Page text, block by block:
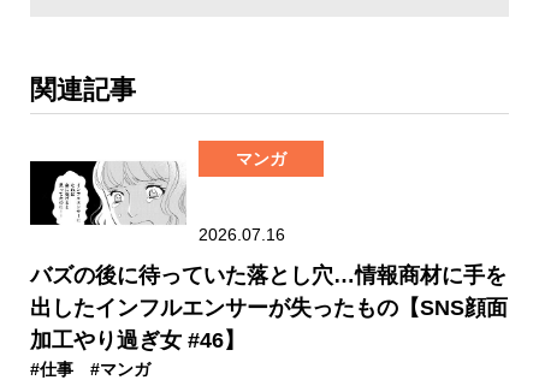
関連記事
マンガ
2026.07.16
バズの後に待っていた落とし穴…情報商材に手を
出したインフルエンサーが失ったもの【SNS顔面
加工やり過ぎ女 #46】
#仕事 #マンガ